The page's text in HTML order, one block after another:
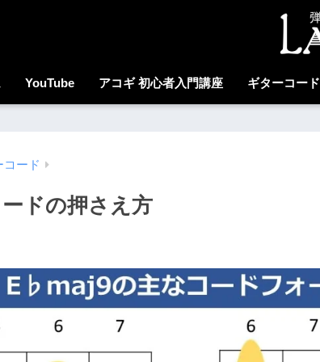
YouTube アコギ 初心者入門講座 ギターコード
コード
ドの押さえ方